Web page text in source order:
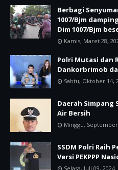
Berbagi
1007/Bjm
Dim 1007/Bjm
Kamis, Maret 28,
Polri Mutasi dan
Dankorbrimob
Sabtu, Oktober 14,
Daerah Simpang
Air Bersih
Minggu, September
SSDM Polri Raih
Versi PEKPPP
Selasa, Juli 09, 2024